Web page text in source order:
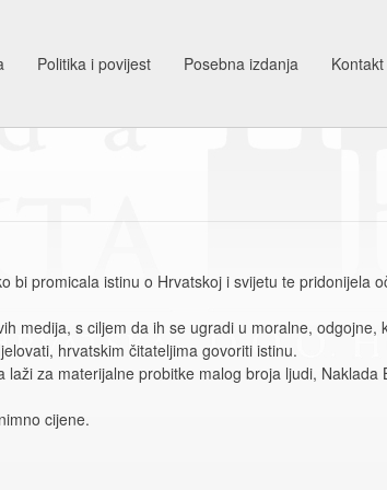
Politika i povijest Posebna izdanja Kontakt
promicala istinu o Hrvatskoj i svijetu te pridonijela
medija, s ciljem da ih se ugradi u moralne, odgojne,
hrvatskim čitateljima govoriti istinu.
za materijalne probitke malog broja ljudi, Naklada
cijene.